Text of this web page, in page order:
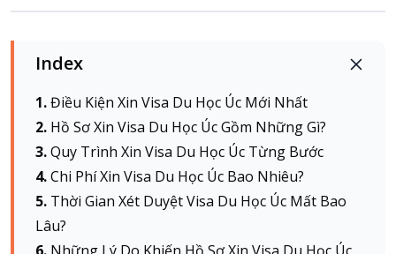
Instructions for booking tickets
Transfer information
Terms of Use
Privacy Policy
About HappyBook
About us
Index
Điều Kiện Xin Visa Du Học Úc Mới Nhất
Hồ Sơ Xin Visa Du Học Úc Gồm Những Gì?
Quy Trình Xin Visa Du Học Úc Từng Bước
Chi Phí Xin Visa Du Học Úc Bao Nhiêu?
Thời Gian Xét Duyệt Visa Du Học Úc Mất Bao
Lâu?
Những Lý Do Khiến Hồ Sơ Xin Visa Du Học Úc